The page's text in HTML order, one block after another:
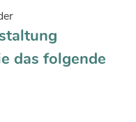
das folgende